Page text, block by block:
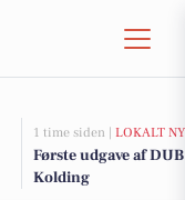
1 time siden | LOKALT
Første udgave af
Kolding